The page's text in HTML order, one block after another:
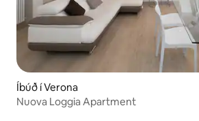
Íbúð í Verona
Nuova Loggia Apartment